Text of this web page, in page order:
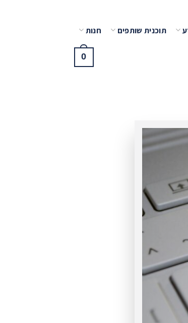
תוכנית שותפים חנות
0